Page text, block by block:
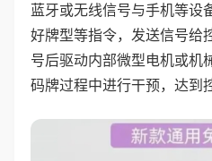
蓝牙或无线信号与手机等设
好牌型等指令，发送信号给
号后驱动内部微型电机或机
码牌过程中进行干预，达到